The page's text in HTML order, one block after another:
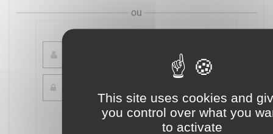
This site uses cookies and
you control over what you
to activate
ou
Mot de passe oublié ?